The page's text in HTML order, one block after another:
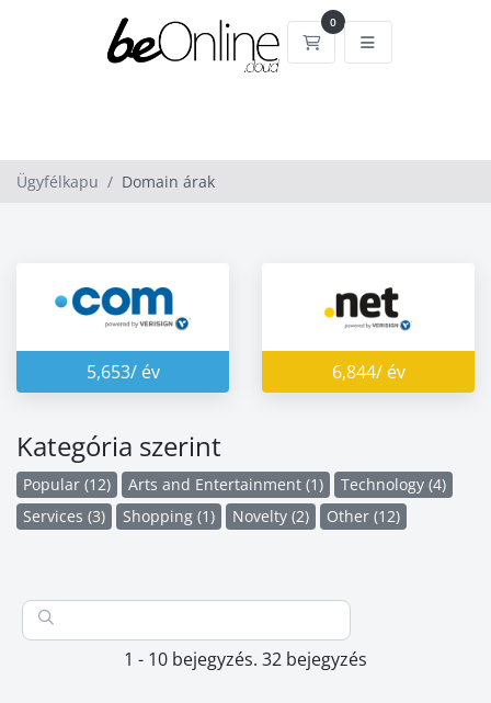
0
Megrendelés
Ügyfélkapu Domain árak
5,653/ év 6,844/ év
Kategória szerint
Popular (12) Arts and Entertainment (1)
Technology (4)
Services (3)
Shopping (1) Novelty (2) Other (12)
1 - 10 bejegyzés. 32 bejegyzés